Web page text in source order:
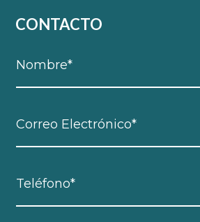
CONTACTO